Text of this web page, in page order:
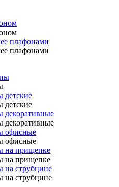
плафонами
плафонами
детские
детские
декоративные
декоративные
офисные
офисные
на прищепке
на прищепке
на струбцине
на струбцине